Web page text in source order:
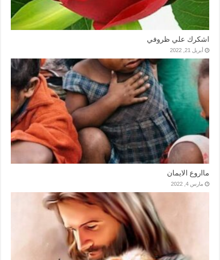
اشكرك علي ظروفي
أبريل 21, 2022
مااروع الايمان
مارس 4, 2022